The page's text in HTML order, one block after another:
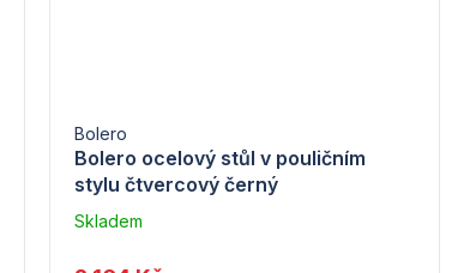
Bolero ocelový stůl v pouličním
stylu čtvercový černý
Bolero
Skladem
dodavatele